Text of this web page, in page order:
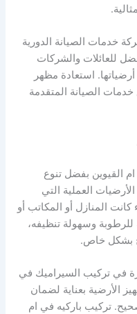
خدمات الصيانة الدورية
للعائلات والشركات
استعادة مظهر
الصيانة المتقدمة
القيوين بفضل تنوع
العملية التي
المنازل أو المكاتب أو
للرطوبة وسهولة تنظيفه،
بشكل خاص.
في تركيب السيراميك في
الأرضية بعناية لضمان
تركيب باركيه في ام